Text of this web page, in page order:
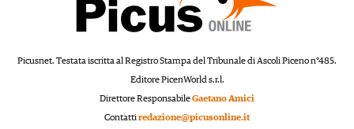
Picusnet. Testata iscritta al Registro Stampa del Tribunale di Ascoli Piceno n°485.
Editore PicenWorld s.r.l.
Direttore ResponsabileGaetano Amici
Contattiredazione@picusonline.it